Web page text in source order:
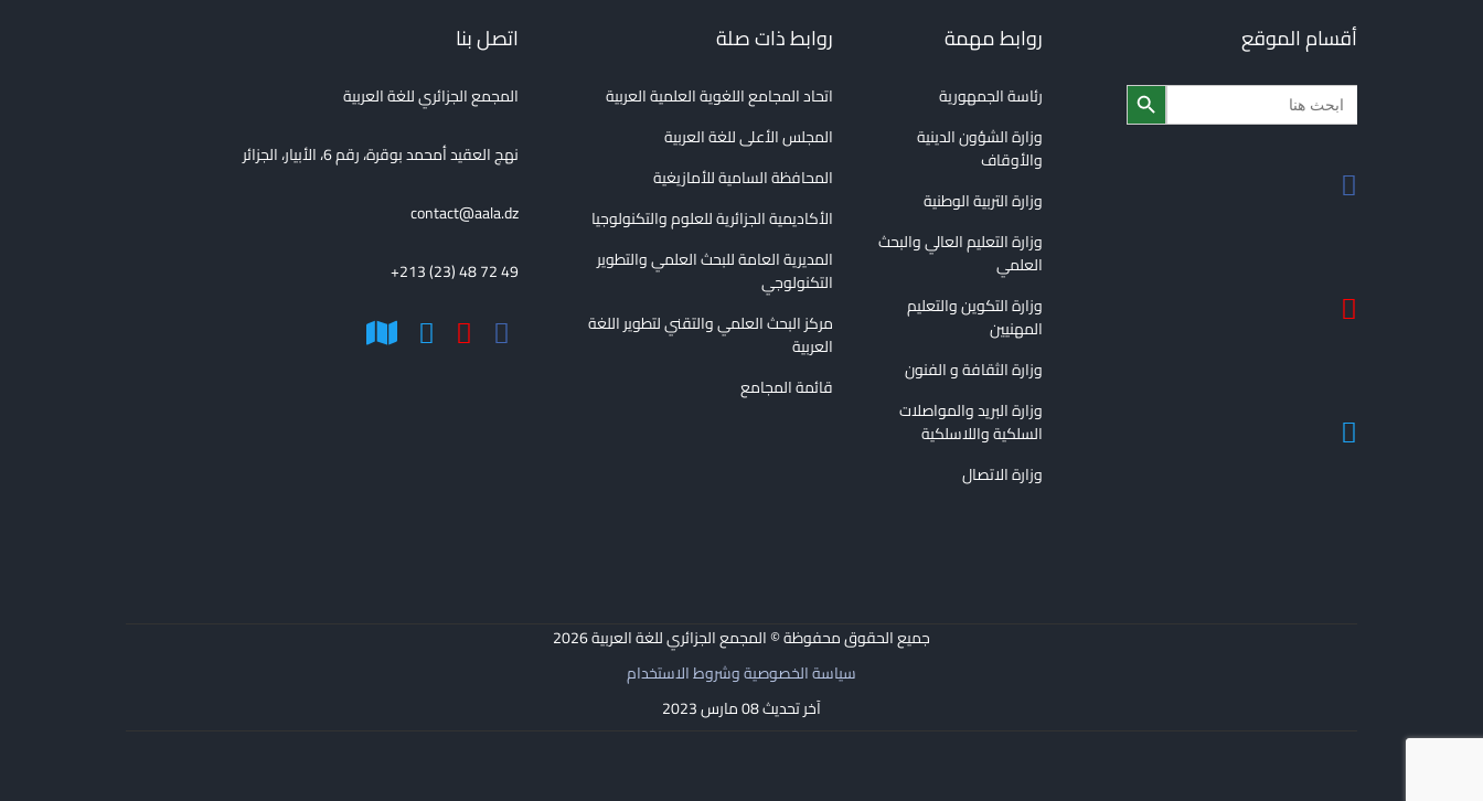
أقسام الموقع
Search
for:
Search Button
روابط مهمة
رئاسة الجمهورية
وزارة الشؤون الدينية
والأوقاف
وزارة التربية الوطنية
وزارة التعليم العالي والبحث
العلمي
وزارة التكوين والتعليم
المهنيين
وزارة الثقافة و الفنون
وزارة البريد والمواصلات
السلكية واللاسلكية
وزارة الاتصال
روابط ذات صلة
اتحاد المجامع اللغوية العلمية العربية
المجلس الأعلى للغة العربية
المحافظة السامية للأمازيغية
الأكاديمية الجزائرية للعلوم والتكنولوجيا
المديرية العامة للبحث العلمي والتطوير
التكنولوجي
مركز البحث العلمي والتقني لتطوير اللغة
العربية
قائمة المجامع
اتصل بنا
المجمع الجزائري للغة العربية
نهج العقيد أمحمد بوقرة، رقم 6، الأبيار، الجزائر
contact@aala.dz
+213 (23) 48 72 49
جميع الحقوق محفوظة © المجمع الجزائري للغة العربية2026
سياسة الخصوصية وشروط الاستخدام
آخر تحديث 08 مارس 2023